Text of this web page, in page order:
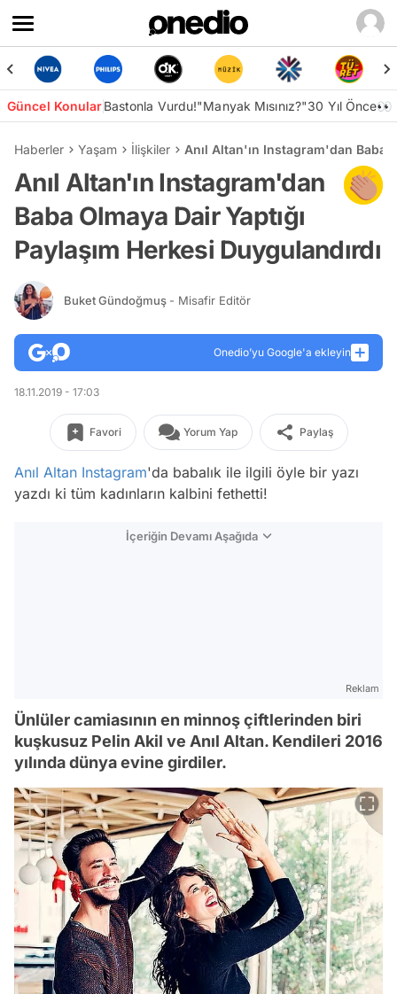
Güncel KonularBastonla Vurdu!"Manyak Mısınız?"30 Yıl Önce👀
Haberler Yaşam İlişkiler Anıl Altan'ın Instagram'dan Baba
Anıl Altan'ın Instagram'dan
Baba Olmaya Dair Yaptığı
Paylaşım Herkesi Duygulandırdı
Buket Gündoğmuş - Misafir Editör
Onedio’yu Google'a ekleyin
18.11.2019 - 17:03
Favori Yorum Yap Paylaş
Anıl Altan Instagram'da babalık ile ilgili öyle bir yazı
yazdı ki tüm kadınların kalbini fethetti!
İçeriğin Devamı Aşağıda
Reklam
Ünlüler camiasının en minnoş çiftlerinden biri
kuşkusuz Pelin Akil ve Anıl Altan. Kendileri 2016
yılında dünya evine girdiler.